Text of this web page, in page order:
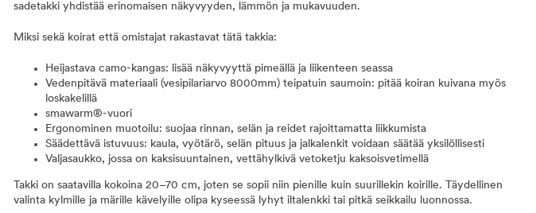
sadetakki yhdistää erinomaisen näkyvyyden, lämmön ja mukavuuden.
Miksi sekä koirat että omistajat rakastavat tätä takkia:
Heijastava camo-kangas: lisää näkyvyyttä pimeällä ja liikenteen seassa
Vedenpitävä materiaali (vesipilariarvo 8000mm) teipatuin saumoin: pitää koiran kuivana myös
loskakelillä
smawarm®-vuori
Ergonominen muotoilu: suojaa rinnan, selän ja reidet rajoittamatta liikkumista
Säädettävä istuvuus: kaula, vyötärö, selän pituus ja jalkalenkit voidaan säätää yksilöllisesti
Valjasaukko, jossa on kaksisuuntainen, vettähylkivä vetoketju kaksoisvetimellä
Takki on saatavilla kokoina 20–70 cm, joten se sopii niin pienille kuin suurillekin koirille. Täydellinen
valinta kylmille ja märille kävelyille olipa kyseessä lyhyt iltalenkki tai pitkä seikkailu luonnossa.